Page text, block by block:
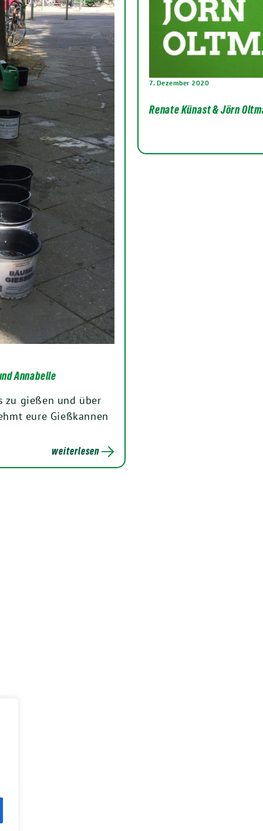
Annabelle
zu gießen und über
eure Gießkannen
weiterlesen
7. Dezember 2020
Renate Künast & Jörn